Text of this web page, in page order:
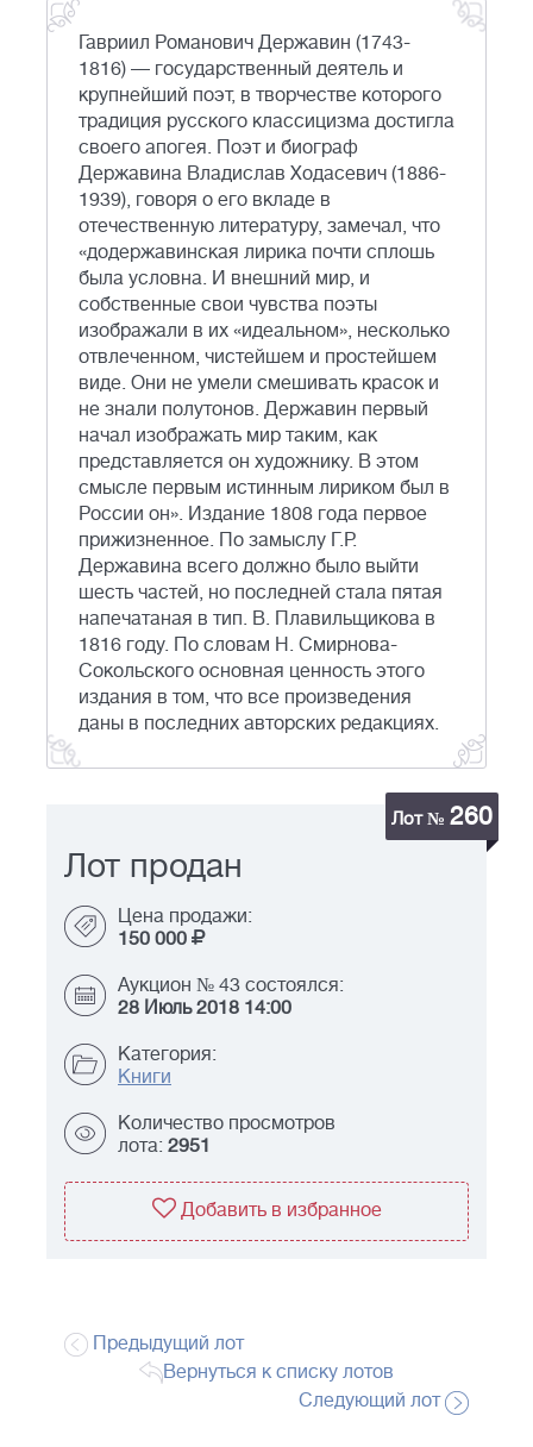
Гавриил Романович Державин (1743-
1816) — государственный деятель и
крупнейший поэт, в творчестве которого
традиция русского классицизма достигла
своего апогея. Поэт и биограф
Державина Владислав Ходасевич (1886-
1939), говоря о его вкладе в
отечественную литературу, замечал, что
«додержавинская лирика почти сплошь
была условна. И внешний мир, и
собственные свои чувства поэты
изображали в их «идеальном», несколько
отвлеченном, чистейшем и простейшем
виде. Они не умели смешивать красок и
не знали полутонов. Державин первый
начал изображать мир таким, как
представляется он художнику. В этом
смысле первым истинным лириком был в
России он». Издание 1808 года первое
прижизненное. По замыслу Г.Р.
Державина всего должно было выйти
шесть частей, но последней стала пятая
напечатаная в тип. В. Плавильщикова в
1816 году. По словам Н. Смирнова-
Сокольского основная ценность этого
издания в том, что все произведения
даны в последних авторских редакциях.
Лот № 260
Лот продан
Цена продажи:
150 000
Аукцион № 43 состоялся:
28 Июль 2018 14:00
Категория:
Книги
Количество просмотров
лота: 2951
Добавить в избранное
Предыдущий лот
Вернуться к списку лотов
Следующий лот